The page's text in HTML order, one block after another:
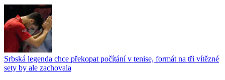
Srbská legenda chce překopat počítání v tenise, formát na tři vítězné
sety by ale zachovala